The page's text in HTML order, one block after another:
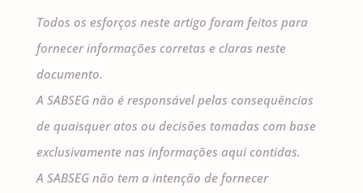
Todos os esforços neste artigo foram feitos para
fornecer informações corretas e claras neste
documento.
A SABSEG não é responsável pelas consequências
de quaisquer atos ou decisões tomadas com base
exclusivamente nas informações aqui contidas.
A SABSEG não tem a intenção de fornecer